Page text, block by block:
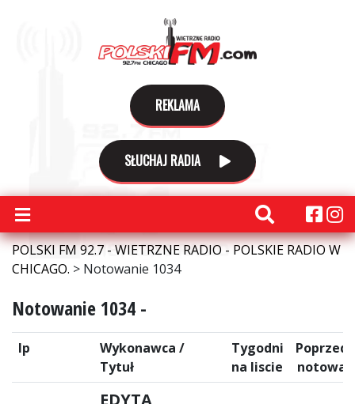
REKLAMA
SŁUCHAJ RADIA
POLSKI FM 92.7 - WIETRZNE RADIO - POLSKIE RADIO W
CHICAGO. > Notowanie 1034
Notowanie 1034 -
lp
Wykonawca /
Tytuł
Tygodni
na liscie
EDYTA